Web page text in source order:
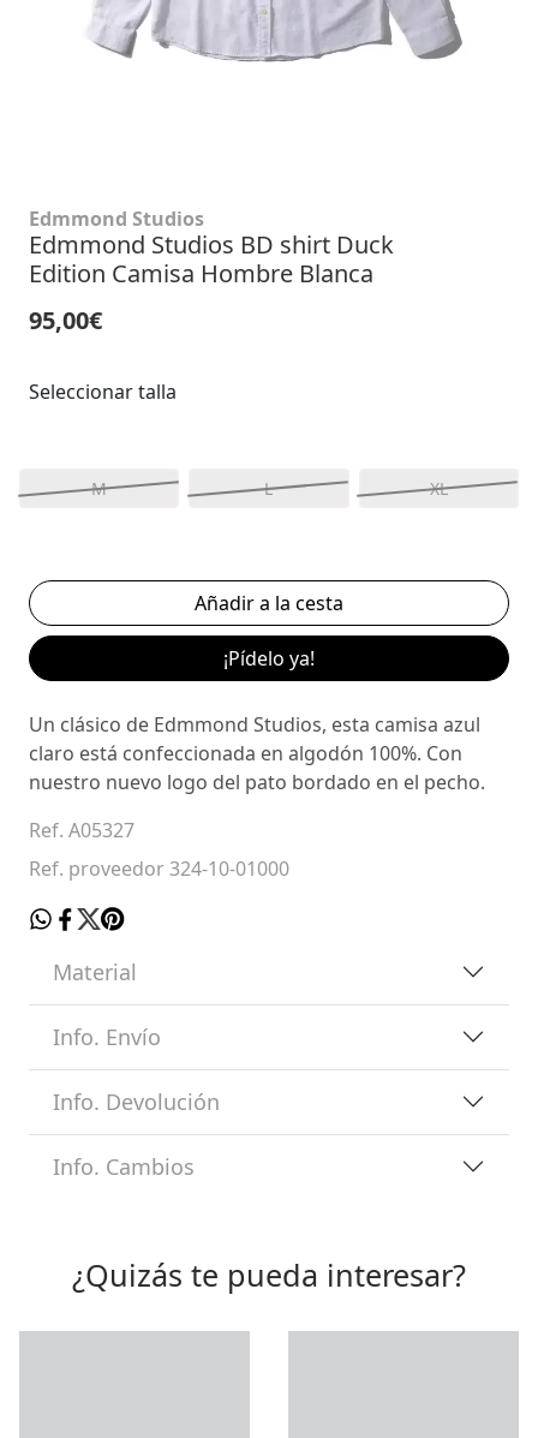
Edmmond Studios
Edmmond Studios BD shirt Duck
Edition Camisa Hombre Blanca
95,00€
Seleccionar talla
M L XL
¡Pídelo ya!
Un clásico de Edmmond Studios, esta camisa azul
claro está confeccionada en algodón 100%. Con
nuestro nuevo logo del pato bordado en el pecho.
Ref. A05327
Ref. proveedor 324-10-01000
Material
Info. Envío
Info. Devolución
Info. Cambios
¿Quizás te pueda interesar?